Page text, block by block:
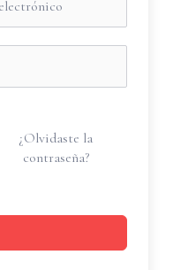
¿Olvidaste la
contraseña?